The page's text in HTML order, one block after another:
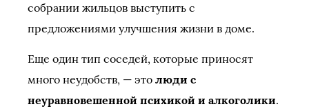
собрании жильцов выступить с
предложениями улучшения жизни в доме.
Еще один тип соседей, которые приносят
много неудобств, — это люди с
неуравновешенной психикой и алкоголики.